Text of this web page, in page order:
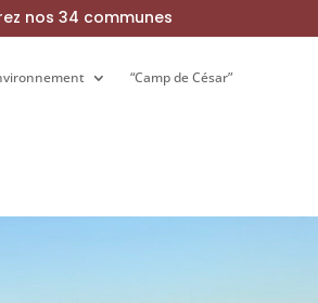
nos 34 communes
“Camp de César”
“Camp de César”